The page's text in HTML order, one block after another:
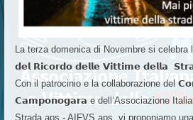
La terza domenica di Novembre si
𝗱𝗲𝗹 𝗥𝗶𝗰𝗼𝗿𝗱𝗼 𝗱𝗲𝗹𝗹𝗲 𝗩𝗶𝘁𝘁𝗶𝗺𝗲 𝗱𝗲𝗹𝗹𝗮
Con il patrocinio e la collaborazione del
𝗖𝗮𝗺𝗽𝗼𝗻𝗼𝗴𝗮𝗿𝗮 e dell’Associazione
Strada aps - AIFVS aps, vi proponiamo